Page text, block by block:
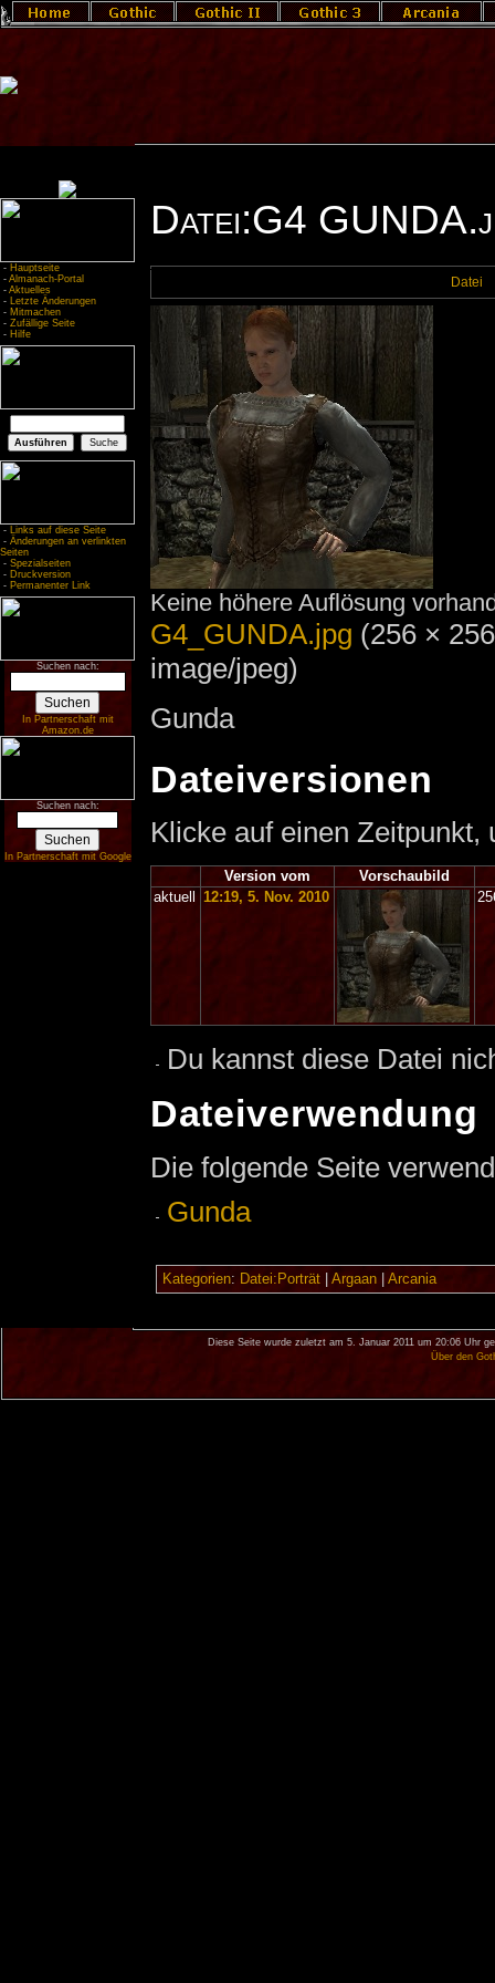
- Hauptseite
- Almanach-Portal
- Aktuelles
- Letzte Änderungen
- Mitmachen
- Zufällige Seite
- Hilfe
- Links auf diese Seite
- Änderungen an verlinkten
Seiten
- Spezialseiten
- Druckversion
- Permanenter Link
Suchen nach:
In Partnerschaft mit
Amazon.de
Suchen nach:
In Partnerschaft mit Google
Datei:G4
Datei
Keine höhere Auflösung
G4_GUNDA.jpg (256 ×
image/jpeg)
Gunda
Dateiversionen
Klicke auf einen
Version vom
Vorschaubild
aktuell
12:19, 5. Nov. 2010
Du kannst diese Datei
Dateiverwendung
Die folgende Seite
Gunda
Kategorien: Datei:Porträt| Argaan| Arcania
Diese Seite wurde zuletzt am 5. Januar 2011 um 20:06 Uhr
Über den